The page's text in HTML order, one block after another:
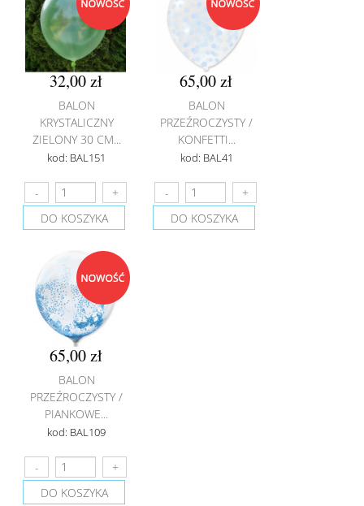
32,00 zł
BALON
KRYSTALICZNY
ZIELONY 30 CM...
kod: BAL151
DO KOSZYKA
65,00 zł
BALON
PRZEŹROCZYSTY /
KONFETTI...
kod: BAL41
DO KOSZYKA
65,00 zł
BALON
PRZEŹROCZYSTY /
PIANKOWE...
kod: BAL109
DO KOSZYKA